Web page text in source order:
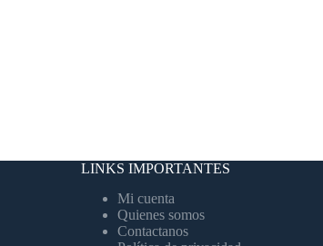
LINKS IMPORTANTES
Mi cuenta
Quienes somos
Contactanos